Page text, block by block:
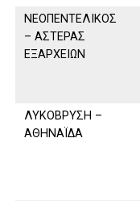
ΝΕΟΠΕΝΤΕΛΙΚΟΣ
– ΑΣΤΕΡΑΣ
ΕΞΑΡΧΕΙΩΝ
ΛΥΚΟΒΡΥΣΗ –
ΑΘΗΝΑΪΔΑ